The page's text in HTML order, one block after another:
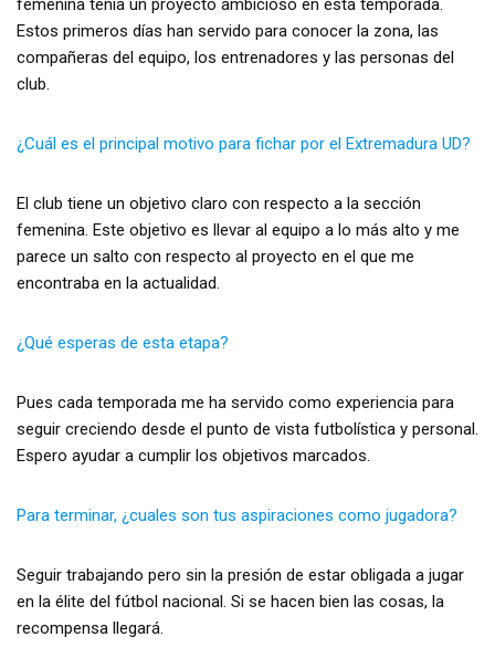
femenina tenía un proyecto ambicioso en esta temporada.
Estos primeros días han servido para conocer la zona, las
compañeras del equipo, los entrenadores y las personas del
club.
¿Cuál es el principal motivo para fichar por el Extremadura UD?
El club tiene un objetivo claro con respecto a la sección
femenina. Este objetivo es llevar al equipo a lo más alto y me
parece un salto con respecto al proyecto en el que me
encontraba en la actualidad.
¿Qué esperas de esta etapa?
Pues cada temporada me ha servido como experiencia para
seguir creciendo desde el punto de vista futbolística y personal.
Espero ayudar a cumplir los objetivos marcados.
Para terminar, ¿cuales son tus aspiraciones como jugadora?
Seguir trabajando pero sin la presión de estar obligada a jugar
en la élite del fútbol nacional. Si se hacen bien las cosas, la
recompensa llegará.